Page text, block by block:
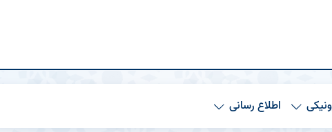
اطلاع رسانی